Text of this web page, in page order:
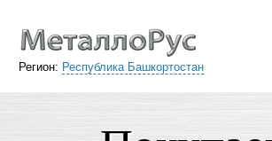
Регион: Республика Башкортостан